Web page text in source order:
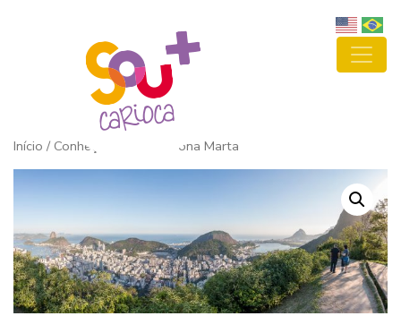
Início / Conheça o Mirante Dona Marta